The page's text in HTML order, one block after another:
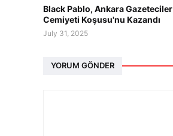
Black Pablo, Ankara Gazeteciler
Cemiyeti Koşusu'nu Kazandı
July 31, 2025
YORUM GÖNDER